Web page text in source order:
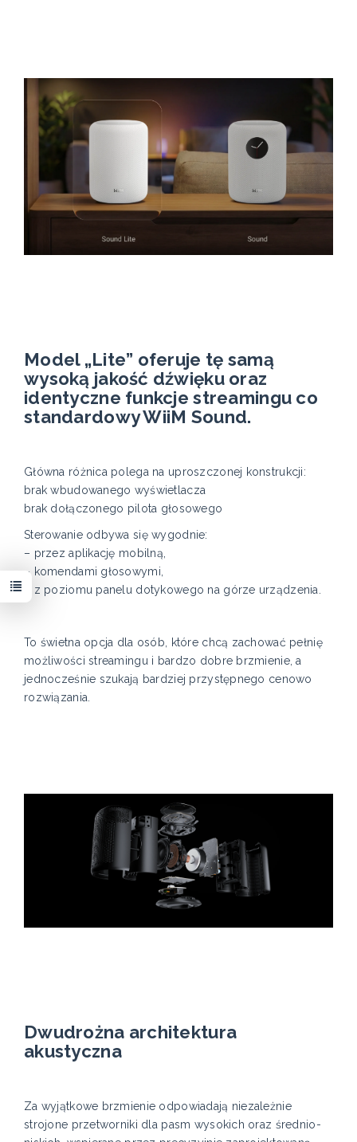
Model „Lite” oferuje tę samą
wysoką jakość dźwięku oraz
identyczne funkcje streamingu co
standardowy WiiM Sound.
Główna różnica polega na uproszczonej konstrukcji:
brak wbudowanego wyświetlacza
brak dołączonego pilota głosowego
Sterowanie odbywa się wygodnie:
– przez aplikację mobilną,
– komendami głosowymi,
– z poziomu panelu dotykowego na górze urządzenia.
To świetna opcja dla osób, które chcą zachować pełnię
możliwości streamingu i bardzo dobre brzmienie, a
jednocześnie szukają bardziej przystępnego cenowo
rozwiązania.
Dwudrożna architektura
akustyczna
Za wyjątkowe brzmienie odpowiadają niezależnie
strojone przetworniki dla pasm wysokich oraz średnio-